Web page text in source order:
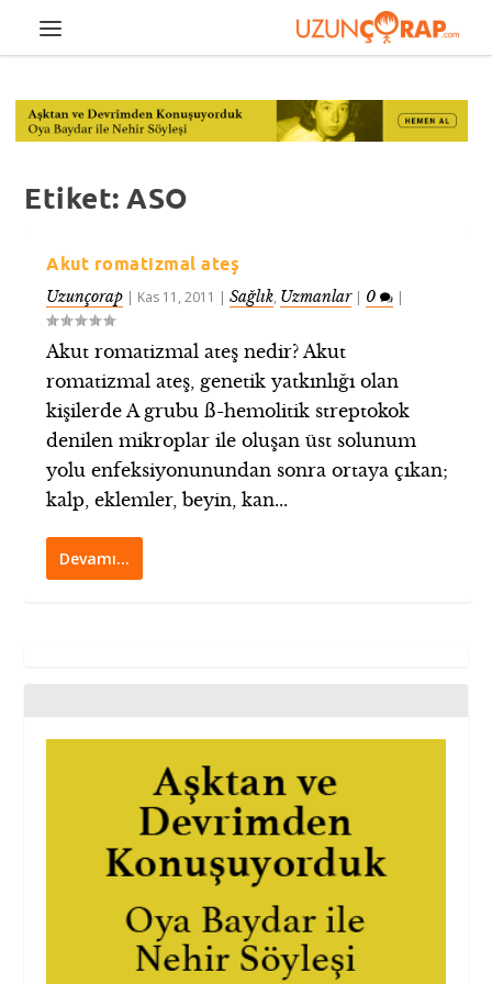
Etiket:ASO
Akut romatizmal ateş
Uzunçorap | Kas 11, 2011 |Sağlık, Uzmanlar| 0 |
Akut romatizmal ateş nedir? Akut
romatizmal ateş, genetik yatkınlığı olan
kişilerde A grubu ß-hemolitik streptokok
denilen mikroplar ile oluşan üst solunum
yolu enfeksiyonunundan sonra ortaya çıkan;
kalp, eklemler, beyin, kan...
Devamı…